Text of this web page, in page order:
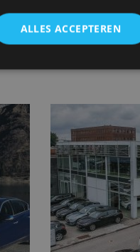
ALLES ACCEPTEREN
en
CloudFlare-service om
en alle
het IP-adres van de bezoeker
het ondersteunen van de
en in het bieden van